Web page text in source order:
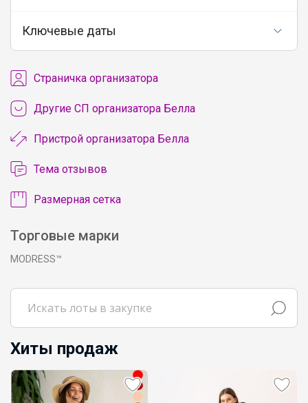
Ключевые даты
Cтраничка организатора
Другие СП организатора Белла
Пристрой организатора Белла
Тема отзывов
Размерная сетка
Торговые марки
MODRESS™
Хиты продаж